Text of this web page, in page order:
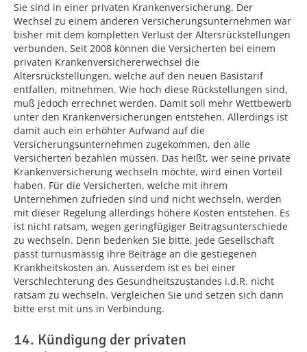
Sie sind in einer privaten Krankenversicherung. Der
Wechsel zu einem anderen Versicherungsunternehmen war
bisher mit dem kompletten Verlust der Altersrückstellungen
verbunden. Seit 2008 können die Versicherten bei einem
privaten Krankenversichererwechsel die
Altersrückstellungen, welche auf den neuen Basistarif
entfallen, mitnehmen. Wie hoch diese Rückstellungen sind,
muß jedoch errechnet werden. Damit soll mehr Wettbewerb
unter den Krankenversicherungen entstehen. Allerdings ist
damit auch ein erhöhter Aufwand auf die
Versicherungsunternehmen zugekommen, den alle
Versicherten bezahlen müssen. Das heißt, wer seine private
Krankenversicherung wechseln möchte, wird einen Vorteil
haben. Für die Versicherten, welche mit ihrem
Unternehmen zufrieden sind und nicht wechseln, werden
mit dieser Regelung allerdings höhere Kosten entstehen. Es
ist nicht ratsam, wegen geringfügiger Beitragsunterschiede
zu wechseln. Denn bedenken Sie bitte, jede Gesellschaft
passt turnusmässig ihre Beiträge an die gestiegenen
Krankheitskosten an. Ausserdem ist es bei einer
Verschlechterung des Gesundheitszustandes i.d.R. nicht
ratsam zu wechseln. Vergleichen Sie und setzen sich dann
bitte erst mit uns in Verbindung.
14. Kündigung der privaten